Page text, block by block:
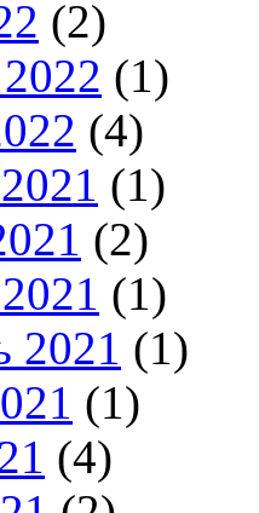
(2)
(1)
(4)
(1)
(2)
(1)
2021 (1)
(1)
(4)